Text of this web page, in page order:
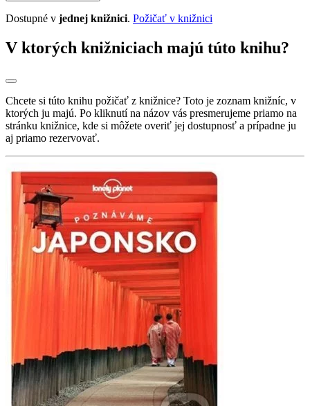
Dostupné v jednej knižnici. Požičať v knižnici
V ktorých knižniciach majú túto knihu?
Chcete si túto knihu požičať z knižnice? Toto je zoznam knižníc, v
ktorých ju majú. Po kliknutí na názov vás presmerujeme priamo na
stránku knižnice, kde si môžete overiť jej dostupnosť a prípadne ju
aj priamo rezervovať.